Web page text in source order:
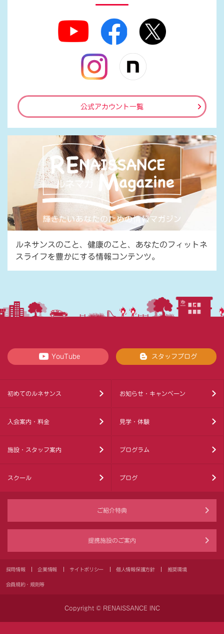
公式アカウント一覧
ルネサンスのこと、健康のこと、あなたのフィットネ
スライフを豊かにする情報コンテンツ。
YouTube スタッフブログ
初めてのルネサンス お知らせ・キャンペーン
入会案内・料金 見学・体験
施設・スタッフ案内 プログラム
スクール ブログ
ご紹介特典
提携施設のご案内
採用情報 企業情報 サイトポリシー 個人情報保護方針 推奨環境
会員規約・規則等
Copyright © RENAISSANCE INC